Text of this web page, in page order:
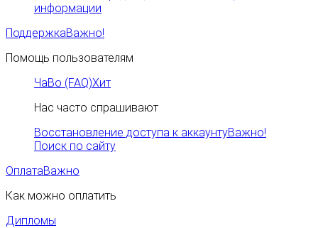
информации
ПоддержкаВажно!
Помощь пользователям
ЧаВо (FAQ)Хит
Нас часто спрашивают
Восстановление доступа к аккаунтуВажно!
Поиск по сайту
ОплатаВажно
Как можно оплатить
Дипломы